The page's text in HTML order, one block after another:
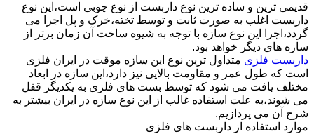
قدیمی ترین و ساده ترین نوع داربست از نوع چوبی است،این نوع
داربست اغلب به صورت ثابت و توسط تخته،خرک و پل اجرا می
گردد،اجرا این نوع سازه با توجه به شیوه ساخت آن زمان برتر از
سازه های دیگر خواهد بود.
داربست فلزی متداول ترین نوع این سازه موقت در ایران فلزی
است که طول عمر و مقاومت بالایی نیز دارد،این سازه در ابعاد
مختلف یافت می شود که توسط بست های فلزی به یکدیگر قفل
می شوند،به علت استفاده غالب از این نوع سازه در ایران بیشتر به
شرح آن می پردازیم.
موارد استفاده از داربست های فلزی